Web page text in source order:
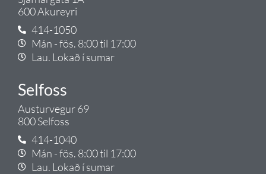
600 Akureyri
414-1050
Mán - fös. 8:00 til 17:00
Lau. Lokað í sumar
Selfoss
Austurvegur 69
800 Selfoss
414-1040
Mán - fös. 8:00 til 17:00
Lau. Lokað í sumar